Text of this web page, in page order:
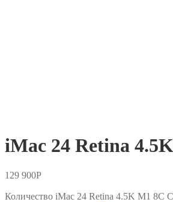
iMac 24 Retina
129 900Р
Количество iMac 24 Retina 4.5K M1 8C